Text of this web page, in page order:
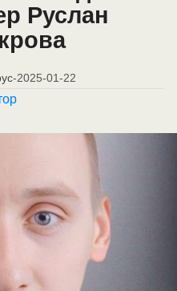
Руслан
-2025-01-22